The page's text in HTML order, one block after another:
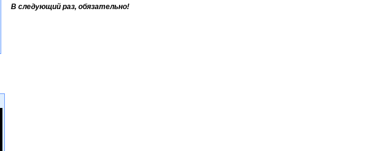
В следующий раз, обязательно!